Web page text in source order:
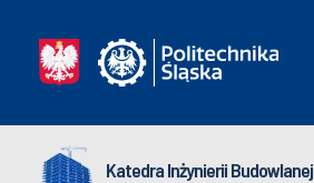
Katedra Inżynierii Budowlanej